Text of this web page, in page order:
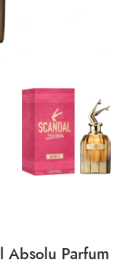
Absolu Parfum